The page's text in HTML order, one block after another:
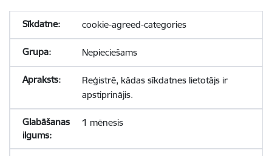
cookie-agreed-categories
Nepieciešams
Reģistrē, kādas sīkdatnes lietotājs ir
apstiprinājis.
1 mēnesis